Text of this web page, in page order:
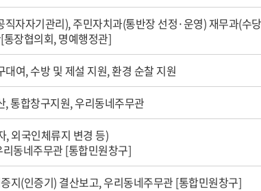
직자자기관리), 주민자치과(통반장 선정·운영) 재무과(수
장협의회, 명예행정관]
여, 수방 및 제설 지원, 환경 순찰 지원
, 통합창구지원, 우리동네주무관
, 외국인체류지 변경 등)
동네주무관 [통합민원창구]
지(인증기) 결산보고, 우리동네주무관 [통합민원창구]